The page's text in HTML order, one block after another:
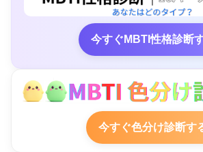
今すぐMBTI性格診断
今すぐ色分け診断す